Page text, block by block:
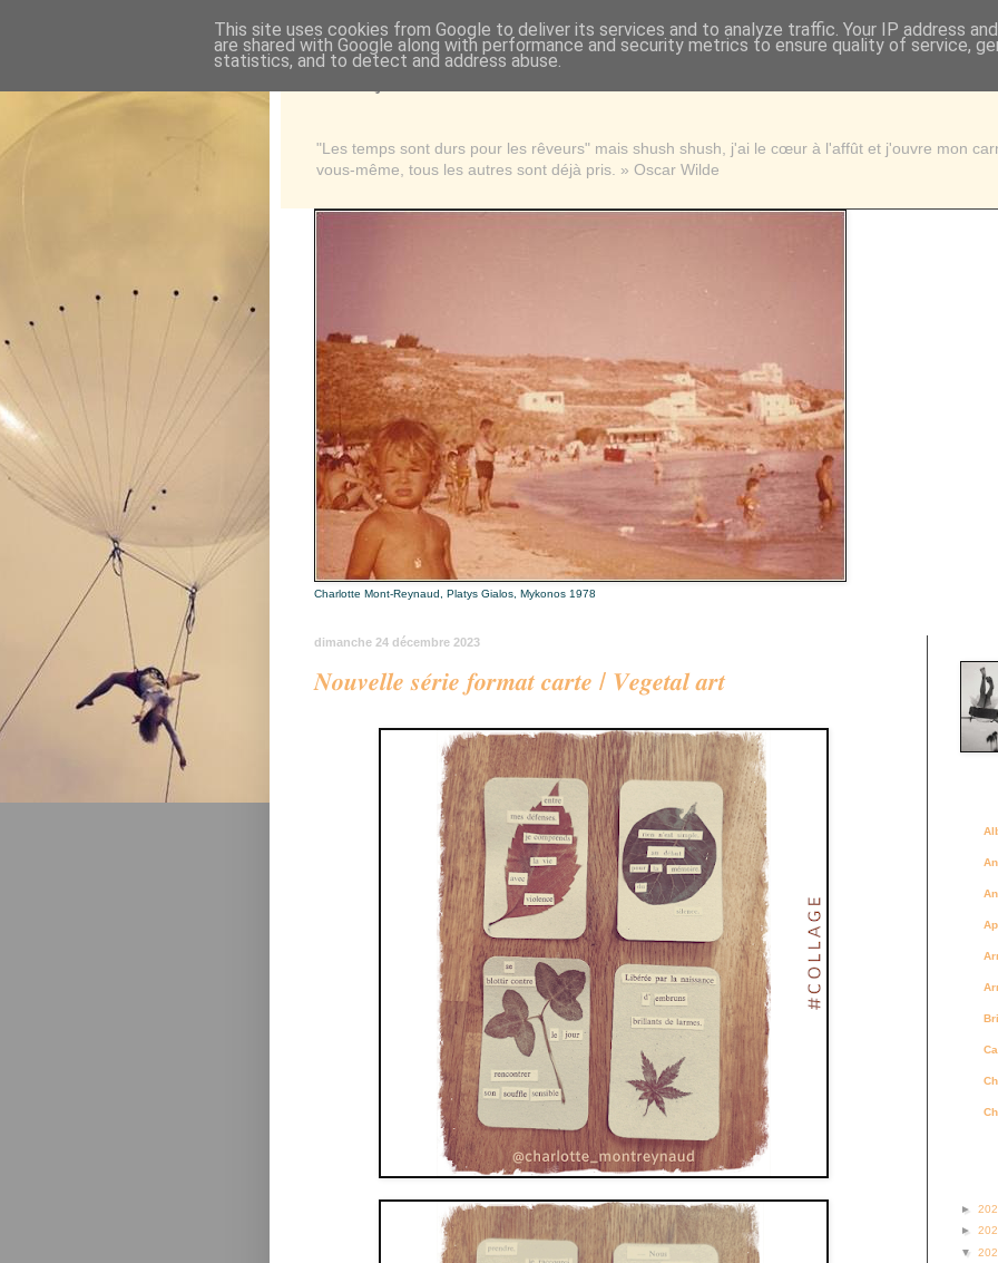
"Les temps sont durs pour les rêveurs" mais shush shush, j'ai le cœur à l'affût et j'ouvre mon
vous-même, tous les autres sont déjà pris. » Oscar Wilde
Charlotte Mont-Reynaud, Platys Gialos, Mykonos 1978
dimanche 24 décembre 2023
𝑵𝒐𝒖𝒗𝒆𝒍𝒍𝒆 𝒔𝒆́𝒓𝒊𝒆 𝒇𝒐𝒓𝒎𝒂𝒕 𝒄𝒂𝒓𝒕𝒆 / 𝑽𝒆𝒈𝒆𝒕𝒂𝒍 𝒂𝒓𝒕
►
►
▼
This site uses cookies from Google to deliver its services and to analyze traffic. Your IP address
are shared with Google along with performance and security metrics to ensure quality of service,
statistics, and to detect and address abuse.